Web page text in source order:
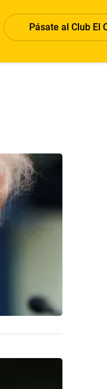
Pásate al Club El